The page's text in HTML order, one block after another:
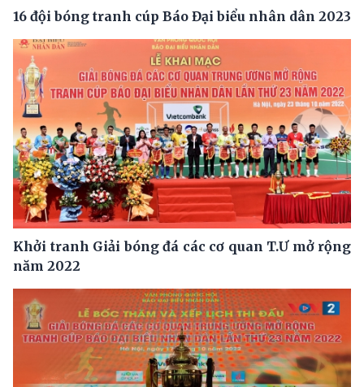
16 đội bóng tranh cúp Báo Đại biểu nhân dân 2023
Khởi tranh Giải bóng đá các cơ quan T.Ư mở rộng
năm 2022